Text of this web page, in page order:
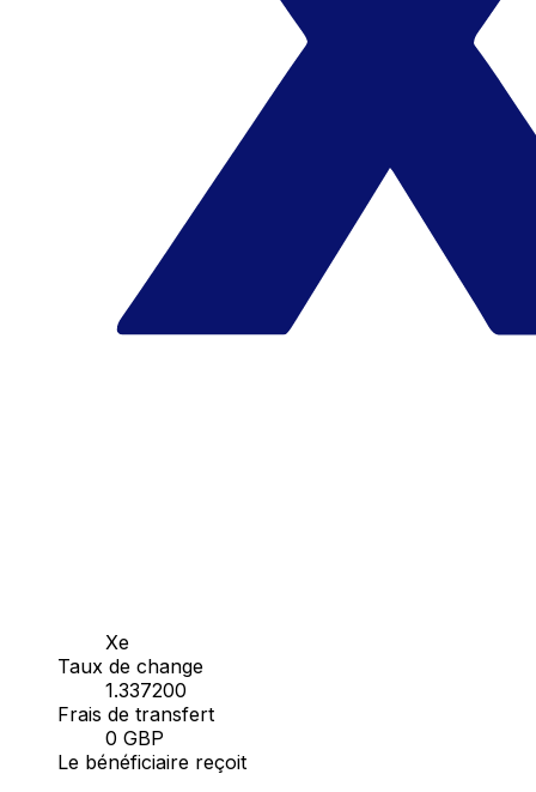
Xe
Taux de change
1.337200
Frais de transfert
0 GBP
Le bénéficiaire reçoit